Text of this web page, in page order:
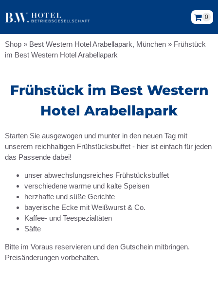
0
Shop » Best Western Hotel Arabellapark, München » Frühstück
im Best Western Hotel Arabellapark
Frühstück im Best Western
Hotel Arabellapark
Starten Sie ausgewogen und munter in den neuen Tag mit
unserem reichhaltigen Frühstücksbuffet - hier ist einfach für jeden
das Passende dabei!
unser abwechslungsreiches Frühstücksbuffet
verschiedene warme und kalte Speisen
herzhafte und süße Gerichte
bayerische Ecke mit Weißwurst & Co.
Kaffee- und Teespezialtäten
Säfte
Bitte im Voraus reservieren und den Gutschein mitbringen.
Preisänderungen vorbehalten.